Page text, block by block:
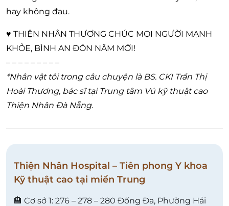
hay không đau.
♥ THIỆN NHÂN THƯƠNG CHÚC MỌI NGƯỜI MẠNH
KHỎE, BÌNH AN ĐÓN NĂM MỚI!
– – – – – – – – –
*Nhân vật tôi trong câu chuyện là BS. CKI Trần Thị
Hoài Thương, bác sĩ tại Trung tâm Vú kỹ thuật cao
Thiện Nhân Đà Nẵng.
Thiện Nhân Hospital – Tiên phong Y khoa
Kỹ thuật cao tại miền Trung
🏨 Cơ sở 1: 276 – 278 – 280 Đống Đa, Phường Hải